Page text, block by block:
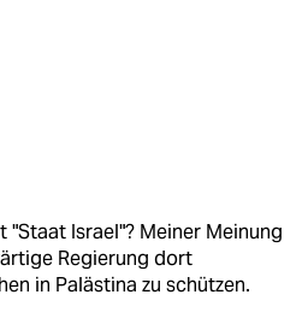
"Staat Israel"? Meiner Meinung
Regierung dort
in Palästina zu schützen.